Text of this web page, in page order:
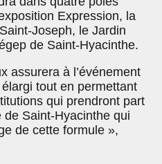
Expression, la
Joseph, le Jardin
de Saint-Hyacinthe.
assurera à l’événement
tout en permettant
qui prendront part
de Saint-Hyacinthe qui
de cette formule »,